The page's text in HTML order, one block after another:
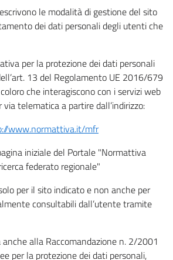
le modalità di gestione del sito
dei dati personali degli utenti che
per la protezione dei dati personali
13 del Regolamento UE 2016/679
coloro che interagiscono con i servizi web
via telematica a partire dall’indirizzo:
www.normattiva.it/mfr
iniziale del Portale "Normattiva
federato regionale"
per il sito indicato e non anche per
consultabili dall’utente tramite
anche alla Raccomandazione n. 2/2001
per la protezione dei dati personali,